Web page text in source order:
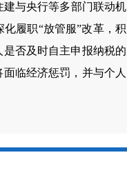
与央行等多部门联动机
履职“放管服”改革，积
否及时自主申报纳税的
临经济惩罚，并与个人